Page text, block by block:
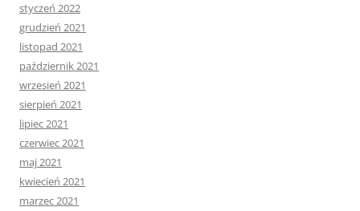
styczeń 2022
grudzień 2021
listopad 2021
październik 2021
wrzesień 2021
sierpień 2021
lipiec 2021
czerwiec 2021
maj 2021
kwiecień 2021
marzec 2021